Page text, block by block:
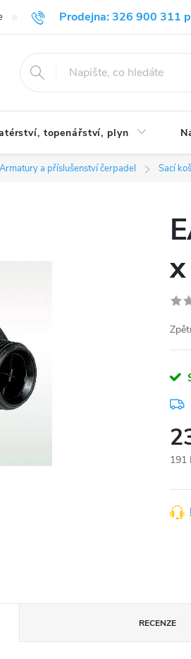
Prodejna: 326 900 311
Blog Obchodní podmínky
topenářství, plyn
Armatury a příslušenství čerpadel Sací
191
cena:
RECENZE